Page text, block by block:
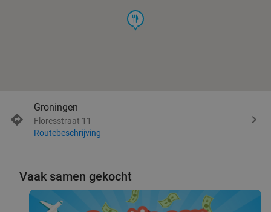
food
Groningen
Floresstraat 11
Routebeschrijving
Vaak samen gekocht